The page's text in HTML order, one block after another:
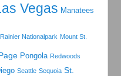
Vegas Manatees
Nationalpark Mount St.
Pongola Redwoods
Seattle Sequoia St.